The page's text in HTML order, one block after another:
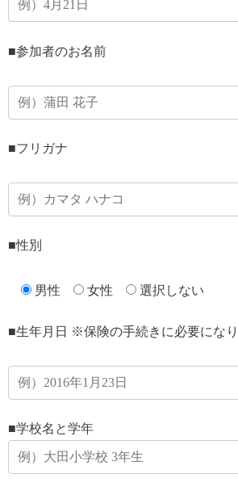
■参加者のお名前
■フリガナ
■性別
男性 女性 選択しない
■生年月日 ※保険の手続きに必要になり
■学校名と学年